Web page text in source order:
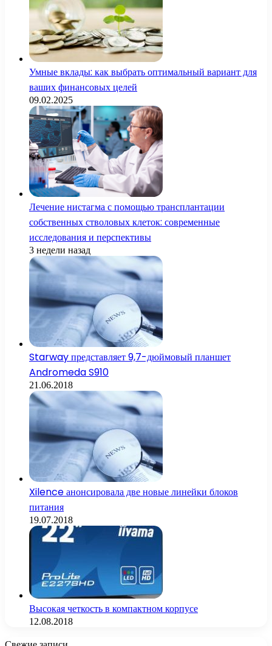
Умные вклады: как выбрать оптимальный вариант для
ваших финансовых целей
09.02.2025
Лечение нистагма с помощью трансплантации
собственных стволовых клеток: современные
исследования и перспективы
3 недели назад
Starway представляет 9,7-дюймовый планшет
Andromeda S910
21.06.2018
Xilence анонсировала две новые линейки блоков
питания
19.07.2018
Высокая четкость в компактном корпусе
12.08.2018